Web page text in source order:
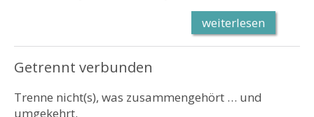
weiterlesen
Getrennt verbunden
Trenne nicht(s), was zusammengehört … und
umgekehrt.